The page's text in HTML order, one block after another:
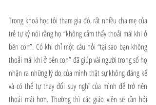
Trong khoá học tôi tham gia đó, rất nhiều cha mẹ của
trẻ tự kỷ nói rằng họ “không cảm thấy thoải mái khi ở
bên con”. Có khi chỉ một câu hỏi “tại sao bạn không
thoải mái khi ở bên con” đã giúp vài người trong số họ
nhận ra những lý do của mình thật sự không đáng kể
và có thể tự thay đổi suy nghĩ của mình để trở nên
thoải mái hơn. Thường thì các giáo viên sẽ cần hỏi